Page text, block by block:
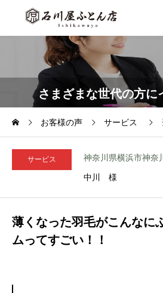
さまざまな世代の方に
お客様の声 サービス
サービス 神奈川県横浜市神奈
中川 様
薄くなった羽毛がこんなに
ムってすごい！！